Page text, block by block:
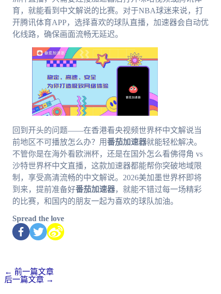
育，就能看到中文解说的比赛。对于NBA球迷来说，打
开腾讯体育APP，选择喜欢的球队直播，加速器会自动优
化线路，确保画面流畅无延迟。
回到开头的问题——在香港看央视频世界杯中文解说当
前地区不可播放怎么办？用番茄加速器就能轻松解决。
不管你是在海外看欧洲杯，还是在国外怎么看佛得角 vs
沙特世界杯中文直播，这款加速器都能帮你突破地域限
制，享受高清流畅的中文解说。2026美加墨世界杯即将
到来，提前准备好番茄加速器，就能不错过每一场精彩
的比赛，和国内的朋友一起为喜欢的球队加油。
Spread the love
← 前一篇文章
后一篇文章 →